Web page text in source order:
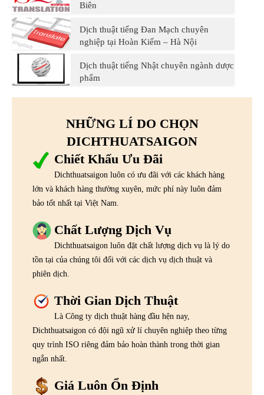
Biên
Dịch thuật tiếng Đan Mạch chuyên
nghiệp tại Hoàn Kiếm – Hà Nội
Dịch thuật tiếng Nhật chuyên ngành dược
phẩm
NHỮNG LÍ DO CHỌN
DICHTHUATSAIGON
Chiết Khấu Ưu Đãi
Dichthuatsaigon luôn có ưu đãi với các khách hàng
lớn và khách hàng thường xuyên, mức phí này luôn đảm
bảo tốt nhất tại Việt Nam.
Chất Lượng Dịch Vụ
Dichthuatsaigon luôn đặt chất lượng dịch vụ là lý do
tồn tại của chúng tôi đối với các dịch vụ dịch thuật và
phiên dịch.
Thời Gian Dịch Thuật
Là Công ty dịch thuật hàng đầu hện nay,
Dichthuatsaigon có đội ngũ xử lí chuyên nghiệp theo từng
quy trình ISO riêng đảm bảo hoàn thành trong thời gian
ngắn nhất.
Giá Luôn Ổn Định